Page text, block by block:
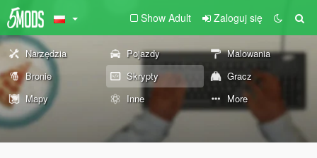
Show Adult Zaloguj się
Narzędzia Pojazdy
Malowania
Bronie
Skrypty
Gracz
Mapy
Inne More